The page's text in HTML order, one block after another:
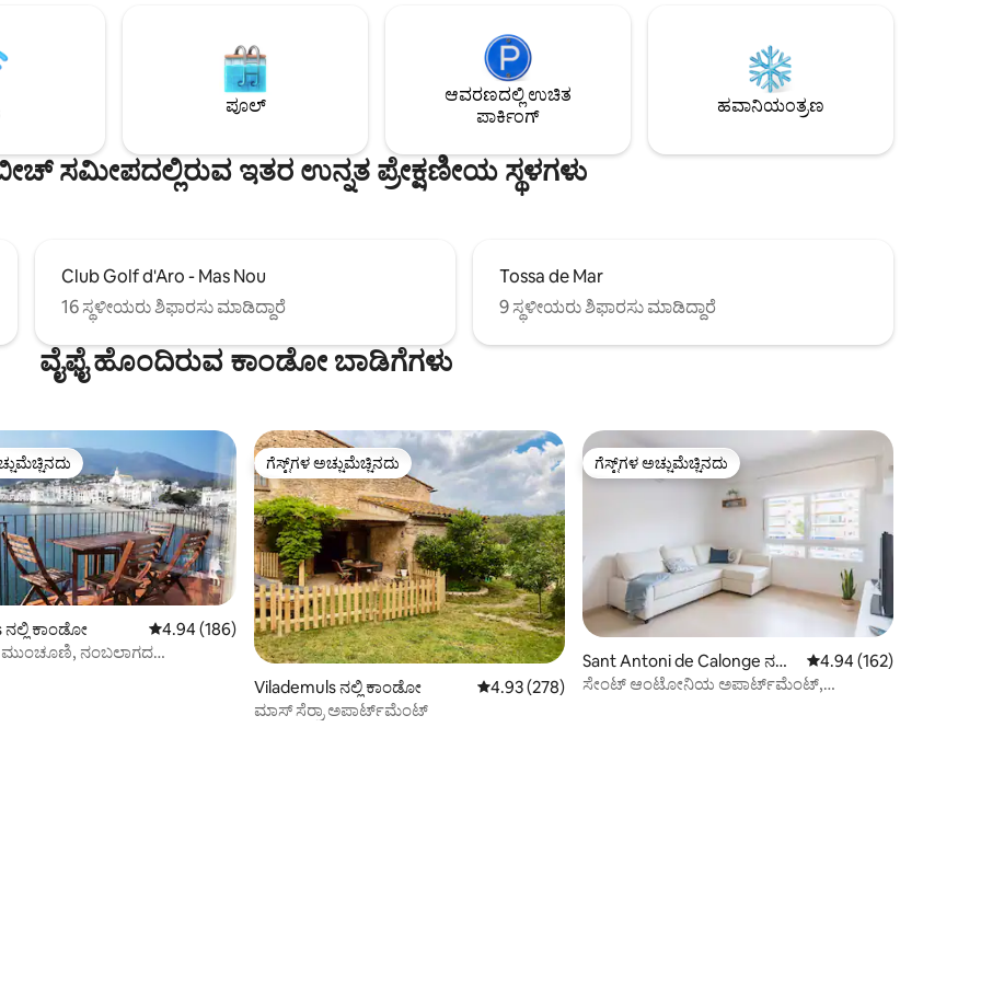
ಕಡಲತೀರಗಳನ್ನು ಅನ್ವೇಷಿಸಲು
ಅದರ 3 ಸೊಗಸಾದ
ನೀವು ಸಮುದ್ರ ಮತ್ತು ಪೈನ್ ಅರಣ್ಯದ
ಆನಂದಿಸುತ್ತೀರಿ.
ರೆಸ್ಟೋರೆಂಟ್‌ಗಳು, ಅಂಗಡಿಗಳು, ವಿರಾಮವನ್ನು
ಕಾಣಬಹುದು. ಪಾಲಮಸ್, ಗಿರೋನಾ, ಕ್ಯಾಲೆಲ್ಲಾ,
ಟೋಸಾ ಡಿ ಮಾರ್, ಸ್ಯಾಂಟ್ ಫೆಲಿಯು, S'Agaró,
Begur ನಿಂದ ಕೆಲವು ಕಿಲೋಮೀಟರ್ ದೂರದಲ್ಲಿ...
ಪೂಲ್
ಆವರಣದಲ್ಲಿ ಉಚಿತ
ಪಾರ್ಕಿಂಗ್
ಹವಾನಿಯಂತ್ರಣ
ಸಮೀಪದಲ್ಲಿರುವ ಇತರ ಉನ್ನತ ಪ್ರೇಕ್ಷಣೀಯ ಸ್ಥಳಗಳು
Club Golf d'Aro - Mas Nou
16 ಸ್ಥಳೀಯರು ಶಿಫಾರಸು ಮಾಡಿದ್ದಾರೆ
Tossa de Mar
9 ಸ್ಥಳೀಯರು ಶಿಫಾರಸು ಮಾಡಿದ್ದಾರೆ
ವೈಫೈ ಹೊಂದಿರುವ ಕಾಂಡೋ ಬಾಡಿಗೆಗಳು
168 ವಿಮರ್ಶೆಗಳು
ನಲ್ಲಿ ಕಾಂಡೋ 5 ರಲ್ಲಿ 4.94 ಸರಾಸರಿ ರೇಟಿಂಗ್, 186 ವಿಮರ್ಶೆಗಳು
4.94 (186)
ಮುಂಚೂಣಿ, ನಂಬಲಾಗದ
ಗೆಸ್ಟ್‌ಗಳ ಅಚ್ಚುಮೆಚ್ಚಿನದು
ಗೆಸ್ಟ್‌ಗಳ ಅಚ್ಚುಮೆಚ್ಚಿನದು
Vilademuls ನಲ್ಲಿ ಕಾಂಡೋ 5 ರಲ್ಲಿ 4.93 ಸರಾಸರಿ ರೇಟಿಂಗ್, 278 ವಿಮರ್ಶೆಗಳು
4.93 (278)
ಮಾಸ್ ಸೆರ್ರಾ ಅಪಾರ್ಟ್‌ಮೆಂಟ್
ಗೆಸ್ಟ್‌ಗಳ ಅಚ್ಚುಮೆಚ್ಚಿನದು
ಗೆಸ್ಟ್‌ಗಳ ಅಚ್ಚುಮೆಚ್ಚಿನದು
Sant Antoni de Calonge ನಲ್ಲಿ
ಕಾಂಡೋ
5 ರಲ್ಲಿ 4.94 ಸರಾಸರಿ
4.94 (162)
ಸೇಂಟ್ ಆಂಟೋನಿಯ ಅಪಾರ್ಟ್‌ಮೆಂಟ್,